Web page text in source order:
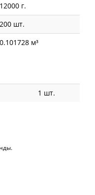
12000 г.
200 шт.
0.101728 м³
1 шт.